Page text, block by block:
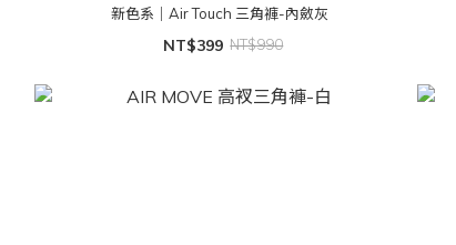
新色系｜Air Touch 三角褲-內斂灰
NT$399 NT$990